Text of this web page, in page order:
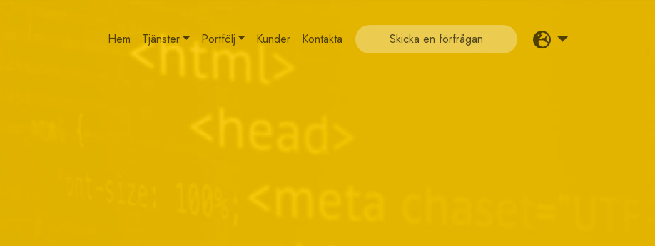
Hem
Tjänster Portfölj Kunder Kontakta Skicka en förfrågan